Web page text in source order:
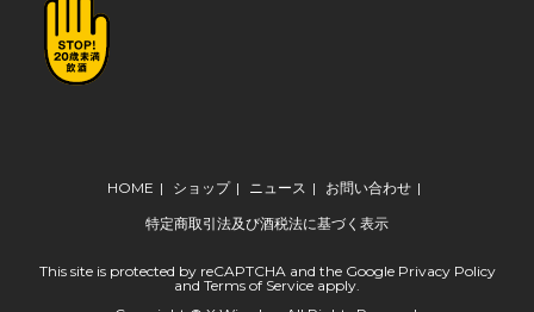
HOME ショップ ニュース
お問い合わせ
特定商取引法及び酒税法に基づく表示
This site is protected by reCAPTCHA and the Google Privacy Policy
and Terms of Service apply.